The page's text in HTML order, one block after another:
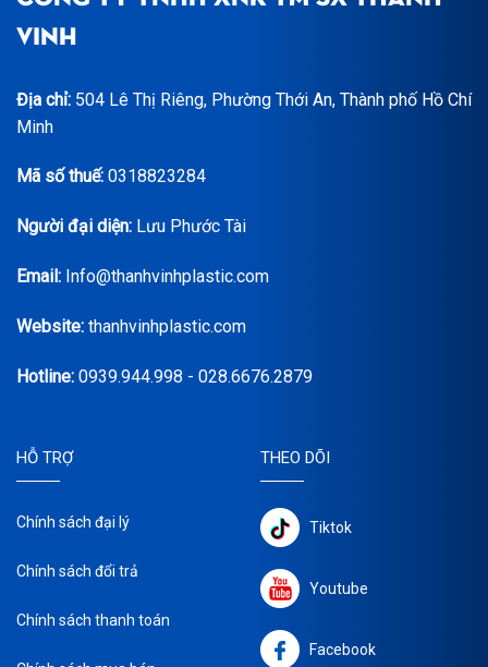
VINH
Địa chỉ: 504 Lê Thị Riêng, Phường Thới An, Thành phố Hồ Chí
Minh
Mã số thuế: 0318823284
Người đại diện: Lưu Phước Tài
Email: Info@thanhvinhplastic.com
Website: thanhvinhplastic.com
Hotline: 0939.944.998 - 028.6676.2879
HỖ TRỢ
Chính sách đại lý
Chính sách đổi trả
Chính sách thanh toán
THEO DÕI
Tiktok
Youtube
Facebook